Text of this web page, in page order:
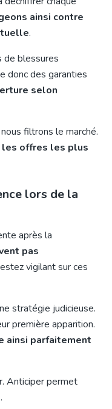
ainsi contre
.
de blessures
donc des garanties
selon
filtrons le marché.
les offres les plus
lors de la
après la
pas
vigilant sur ces
stratégie judicieuse.
première apparition.
ainsi parfaitement
Anticiper permet
.